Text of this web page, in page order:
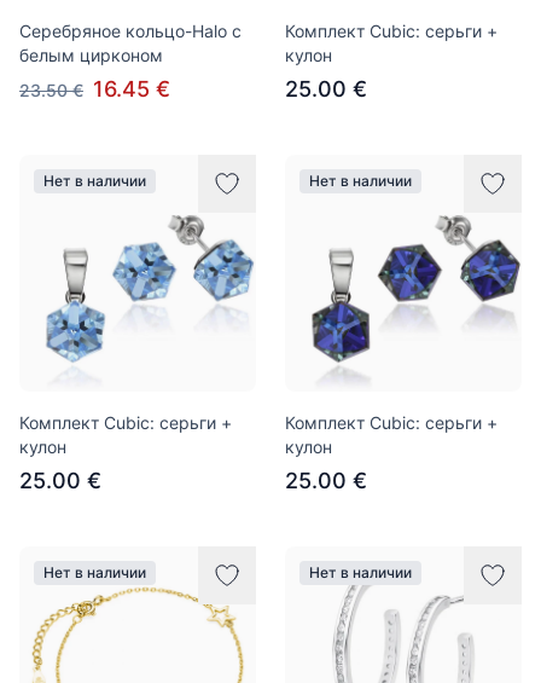
Серебряное кольцо-Halo с
белым цирконом
23.50 € 16.45 €
Комплект Cubic: серьги +
кулон
25.00 €
Нет в наличии
Комплект Cubic: серьги +
кулон
25.00 €
Нет в наличии
Комплект Cubic: серьги +
кулон
25.00 €
Нет в наличии Нет в наличии